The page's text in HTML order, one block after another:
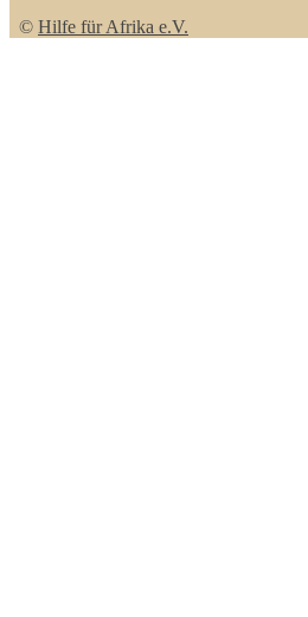
© Hilfe für Afrika e.V.